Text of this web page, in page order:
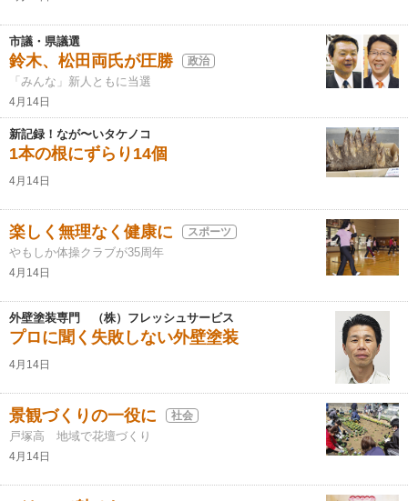
市議・県議選
鈴木、松田両氏が圧勝 政治
「みんな」新人ともに当選
4月14日
新記録！なが〜いタケノコ
1本の根にずらり14個
4月14日
楽しく無理なく健康に スポーツ
やもしか体操クラブが35周年
4月14日
外壁塗装専門 （株）フレッシュサービス
プロに聞く失敗しない外壁塗装
4月14日
景観づくりの一役に 社会
戸塚高 地域で花壇づくり
4月14日